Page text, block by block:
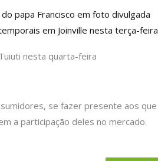
papa Francisco em foto divulgada
em Joinville nesta terça-feira
nesta quarta-feira
se fazer presente aos
a participação deles no mercado.